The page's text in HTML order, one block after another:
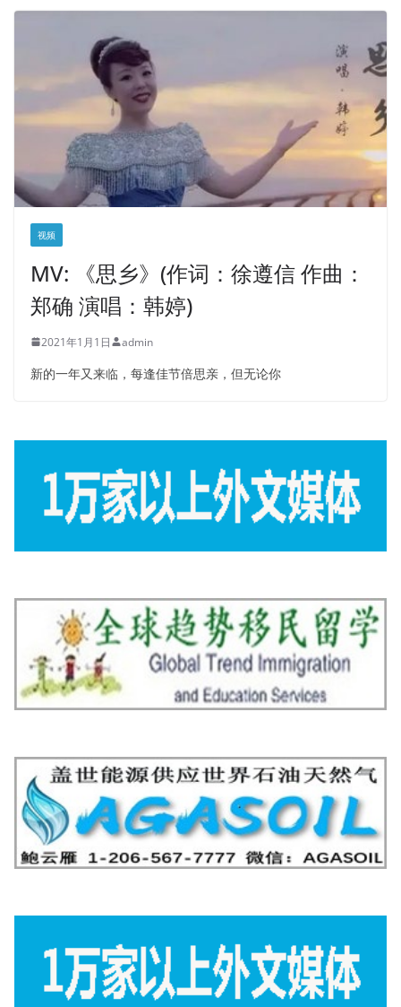
视频
MV: 《思乡》(作词：徐遵信 作曲：
郑确 演唱：韩婷)
2021年1月1日 admin
新的一年又来临，每逢佳节倍思亲，但无论你